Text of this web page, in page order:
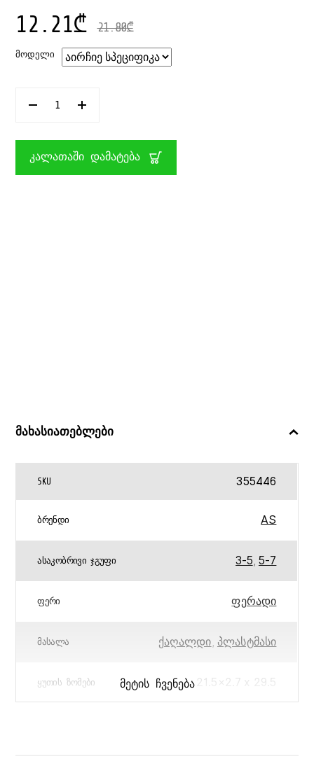
21.80₾
12.21₾
ᲛᲝᲓᲔᲚᲘ
ᲠᲐᲝᲓᲔᲜᲝᲑᲐ:
ᲬᲘᲒᲜᲐᲙᲘ
ᲓᲐ
DISNEY
ᲙᲐᲚᲐᲗᲐᲨᲘ ᲓᲐᲛᲐᲢᲔᲑᲐ
მახასიათებლები
SKU 355446
ᲑᲠᲔᲜᲓᲘ AS
ᲐᲡᲐᲙᲝᲑᲠᲘᲕᲘ ᲯᲒᲣᲤᲘ 3-5, 5-7
ᲤᲔᲠᲘ ფერადი
ᲛᲐᲡᲐᲚᲐ ქაღალდი, პლასტმასი
ᲧᲣᲗᲘᲡ ᲖᲝᲛᲔᲑᲘ 21.5×2.7 x 29.5
ᲛᲔᲢᲘᲡ ᲩᲕᲔᲜᲔᲑᲐ